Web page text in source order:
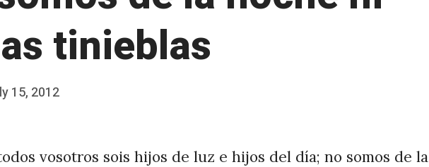
tinieblas
15, 2012
vosotros sois hijos de luz e hijos del día; no somos de la